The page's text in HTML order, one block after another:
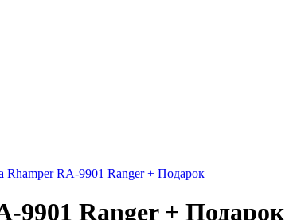
Rhamper RA-9901 Ranger + Подарок
9901 Ranger + Подарок